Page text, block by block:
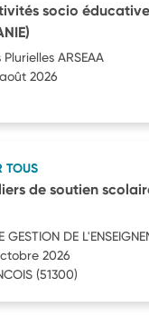
socio
ARSEAA
2026
TOUS
de soutien
GESTION DE
2026
(51300)